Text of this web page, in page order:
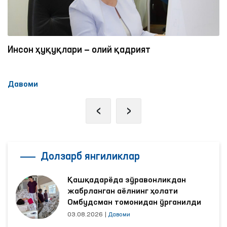
Инсон ҳуқуқлари — олий қадрият
Давоми
‹ ›
Долзарб янгиликлар
Қашқадарёда зўравонликдан
жабрланган аёлнинг ҳолати
Омбудсман томонидан ўрганилди
03.08.2026 Давоми